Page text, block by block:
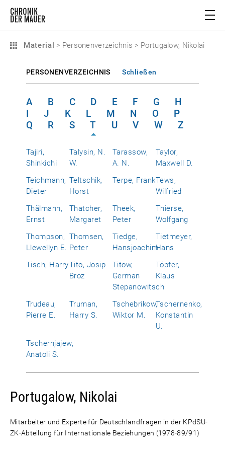
Material > Personenverzeichnis > Portugalow, Nikolai
PERSONENVERZEICHNIS Schließen
A B C D E F G
H
I
J K L M N O
P
Q
R S T U V W Z
Tajiri,
Shinkichi
Talysin, N.
W.
Tarassow,
A. N.
Taylor,
Maxwell D.
Teichmann,
Dieter
Teltschik,
Horst
Terpe, FrankTews,
Wilfried
Thälmann,
Ernst
Thatcher,
Margaret
Theek,
Peter
Thierse,
Wolfgang
Thompson,
Llewellyn E.
Thomsen,
Peter
Tiedge,
Hansjoachim
Tietmeyer,
Hans
Tisch, HarryTito, Josip
Broz
Titow,
German
Stepanowitsch
Töpfer,
Klaus
Trudeau,
Pierre E.
Truman,
Harry S.
Tschebrikow,
Wiktor M.
Tschernenko,
Konstantin
U.
Tschernjajew,
Anatoli S.
Portugalow, Nikolai
Mitarbeiter und Experte für Deutschlandfragen in der KPdSU-
ZK-Abteilung für Internationale Beziehungen (1978-89/91)